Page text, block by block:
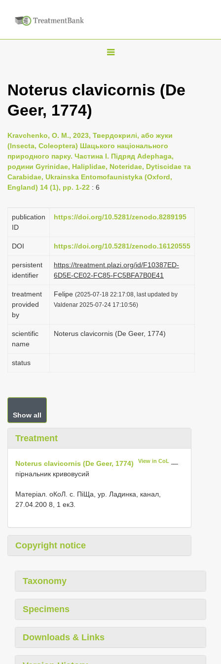
T
g
n
a
v
i
t
o
Noterus clavicornis (De
Geer, 1774)
Kravchenko, O. M., 2023, Твердокрилі, або жуки
(Insecta, Coleoptera) Шацького національного
природного парку. Частина I. Підряд Adephaga,
родини Gyrinidae, Haliplidae, Noteridae, Dytiscidae та
Carabidae, Ukrainska Entomofaunistyka (Oxford,
England) 14 (1), pp. 1-22 : 6
publication
ID
https://doi.org/10.5281/zenodo.8289195
DOI https://doi.org/10.5281/zenodo.16120555
persistent
identifier
https://treatment.plazi.org/id/F10387ED-
6D5E-CE02-FC85-FC5BFA7B0E41
treatment
provided
by
Felipe (2025-07-18 22:17:08, last updated by
Valdenar 2025-07-24 17:10:56)
scientific
name
Noterus clavicornis (De Geer, 1774)
status
Show all
Treatment
Noterus clavicornis (De Geer, 1774) View in CoL —
пірнальник кривовусий
Матеріал. оКоЛ. с. ПіЩа, ур. Ладинка, канал,
27.04.200 8, 1 екЗ.
Copyright notice
Taxonomy
Specimens
Downloads & Links